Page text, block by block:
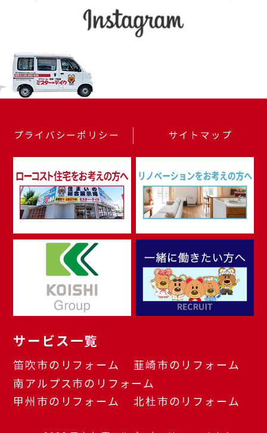
プライバシーポリシー サイトマップ
サービス一覧
笛吹市のリフォーム
韮崎市のリフォーム
南アルプス市のリフォーム
甲州市のリフォーム
北杜市のリフォーム